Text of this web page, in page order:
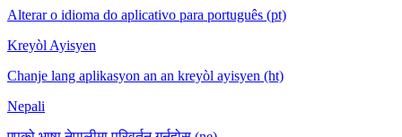
Alterar o idioma do aplicativo para português (pt)
Kreyòl Ayisyen
Chanje lang aplikasyon an an kreyòl ayisyen (ht)
Nepali